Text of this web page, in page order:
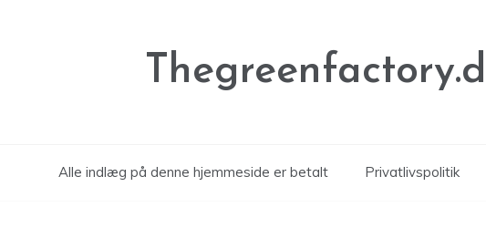
Alle indlæg på denne hjemmeside er betalt Privatlivspolitik